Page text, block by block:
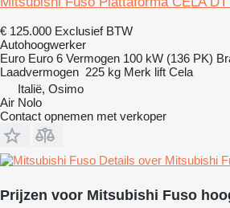
€ 125.000 Exclusief BTW
Autohoogwerker
Euro Euro 6 Vermogen 100 kW (136 PK)
Laadvermogen 225 kg Merk lift Cela
Italië, Osimo
Air Nolo
Contact opnemen met verkoper
Details over Mitsubishi
Prijzen voor Mitsubishi Fuso